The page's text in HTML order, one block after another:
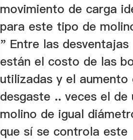
movimiento de carga
para este tipo de
" Entre las desventajas
están el costo de las
utilizadas y el aumento
desgaste .. veces el de
molino de igual
que sí se controla este